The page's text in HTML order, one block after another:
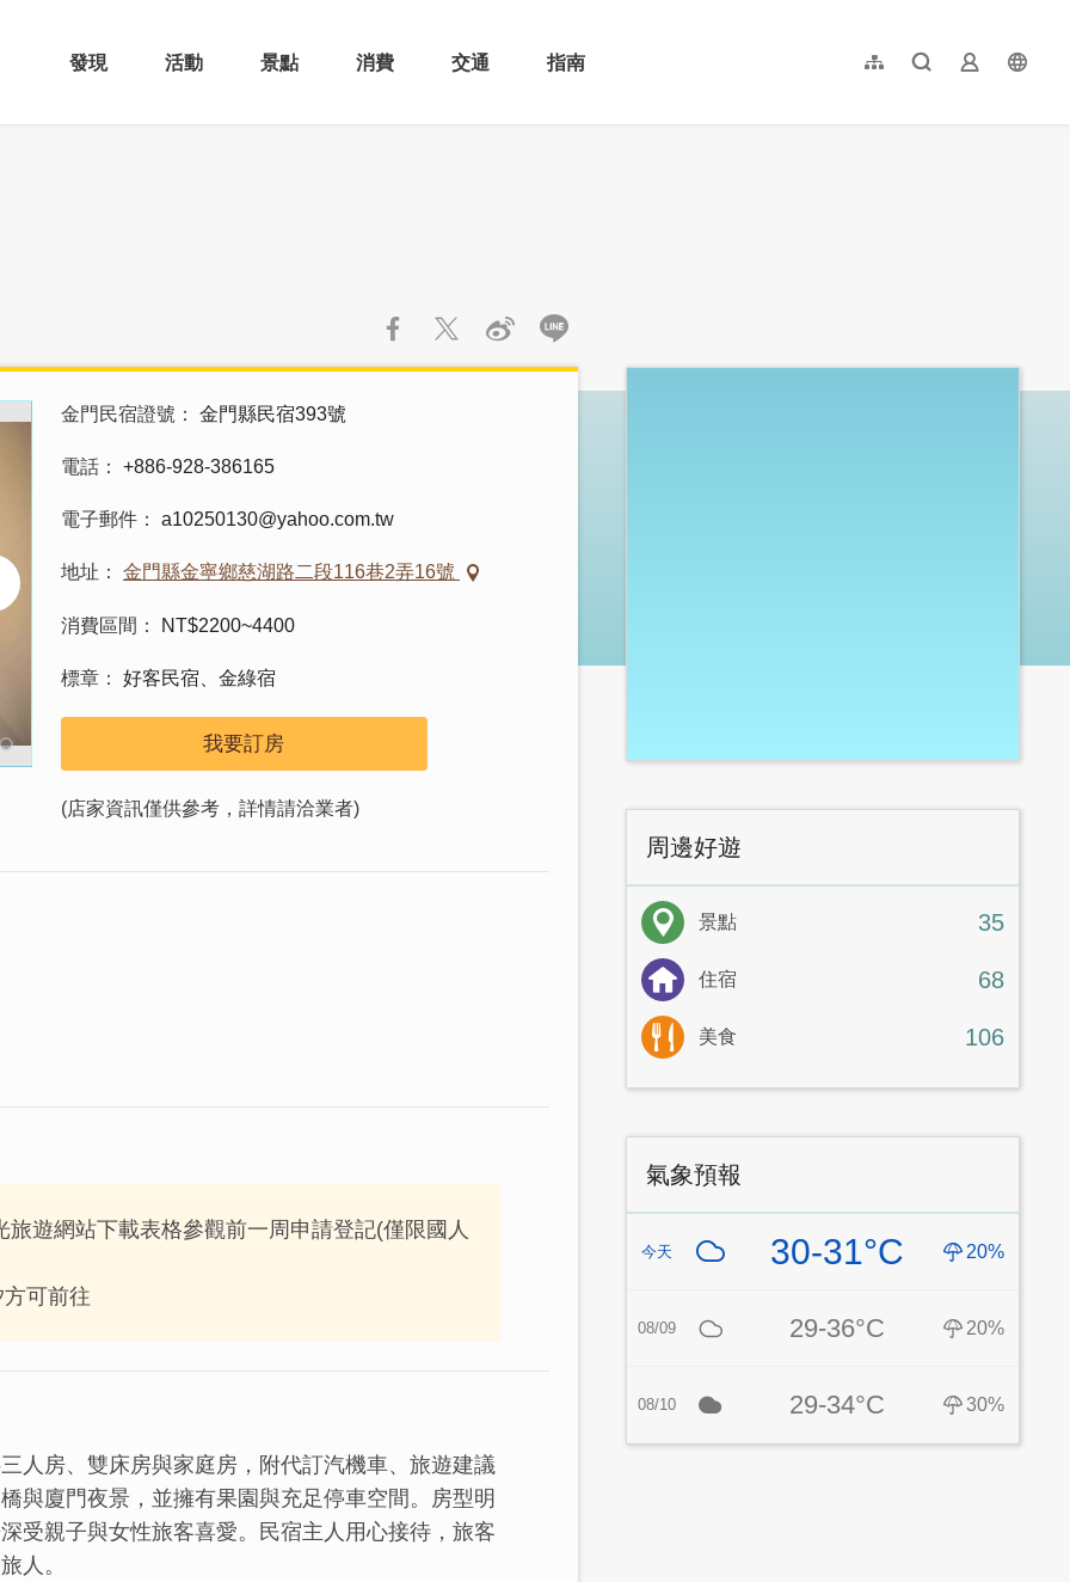
發現 活動 景點 消費 交通 指南 網站導覽全文檢索業者登入
简体中文
金門民宿證號 金門縣民宿393號
電話 +886-928-386165
電子郵件 a10250130@yahoo.com.tw
地址 金門縣金寧鄉慈湖路二段116巷2弄16號
消費區間 NT$2200~4400
標章 好客民宿、金綠宿
我要訂房
(店家資訊僅供參考，詳情請洽業者)
遊網站下載表格參觀前一周申請登記(僅限國人
可前往
人房、雙床房與家庭房，附代訂汽機車、旅遊建議
與廈門夜景，並擁有果園與充足停車空間。房型明
受親子與女性旅客喜愛。民宿主人用心接待，旅客
人。
:::
周邊好遊
景點 35
住宿 68
美食 106
氣象預報
今天 30-31°C 20%
08/09 29-36°C 20%
08/10 29-34°C 30%